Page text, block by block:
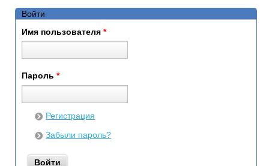
Войти
Имя пользователя *
Пароль *
Регистрация
Забыли пароль?